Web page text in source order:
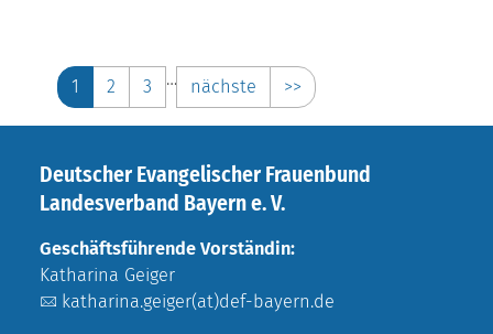
1 2 3 … nächste >>
Deutscher Evangelischer Frauenbund
Landesverband Bayern e. V.
Geschäftsführende Vorständin:
Katharina Geiger
katharina.geiger(at)def-bayern.de